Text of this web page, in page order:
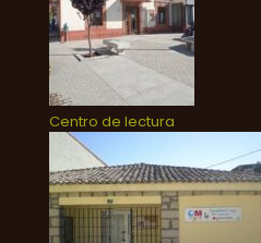
Centro de lectura